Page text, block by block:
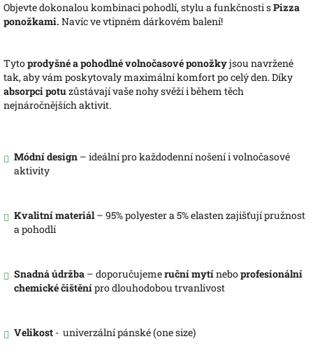
Objevte dokonalou kombinaci pohodlí, stylu a funkčnosti sPizza
ponožkami. Navíc ve vtipném dárkovém balení!
Tytoprodyšné a pohodlné volnočasové ponožkyjsou navržené
tak, aby vám poskytovaly maximální komfort po celý den. Díky
absorpci potuzůstávají vaše nohy svěží i během těch
nejnáročnějších aktivit.
Módní design – ideální pro každodenní nošení i volnočasové
aktivity
Kvalitní materiál– 95% polyester a 5% elasten zajišťují pružnost
a pohodlí
Snadná údržba – doporučujemeruční mytíneboprofesionální
chemické čištěnípro dlouhodobou trvanlivost
Velikost - univerzální pánské (one size)